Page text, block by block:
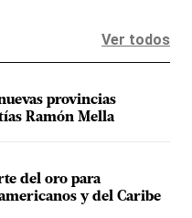
Ver todos
provincias
Ramón Mella
del oro para
y del Caribe